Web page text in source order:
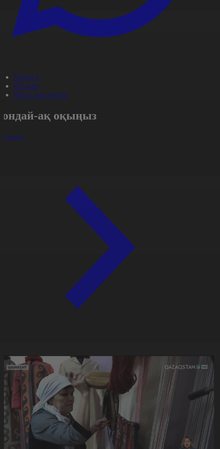
#Оқиға
#Қоғам
#Күн жаңалығы
ақ оқыңыз